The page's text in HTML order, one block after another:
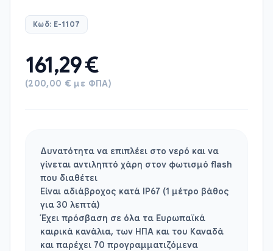
Κωδ: E-1107
161,29€
(200,00 € με ΦΠΑ)
Δυνατότητα να επιπλέει στο νερό και να
γίνεται αντιληπτό χάρη στον φωτισμό flash
που διαθέτει
Είναι αδιάβροχος κατά IP67 (1 μέτρο βάθος
για 30 λεπτά)
Έχει πρόσβαση σε όλα τα Ευρωπαϊκά
καιρικά κανάλια, των ΗΠΑ και του Καναδά
και παρέχει 70 προγραμματιζόμενα